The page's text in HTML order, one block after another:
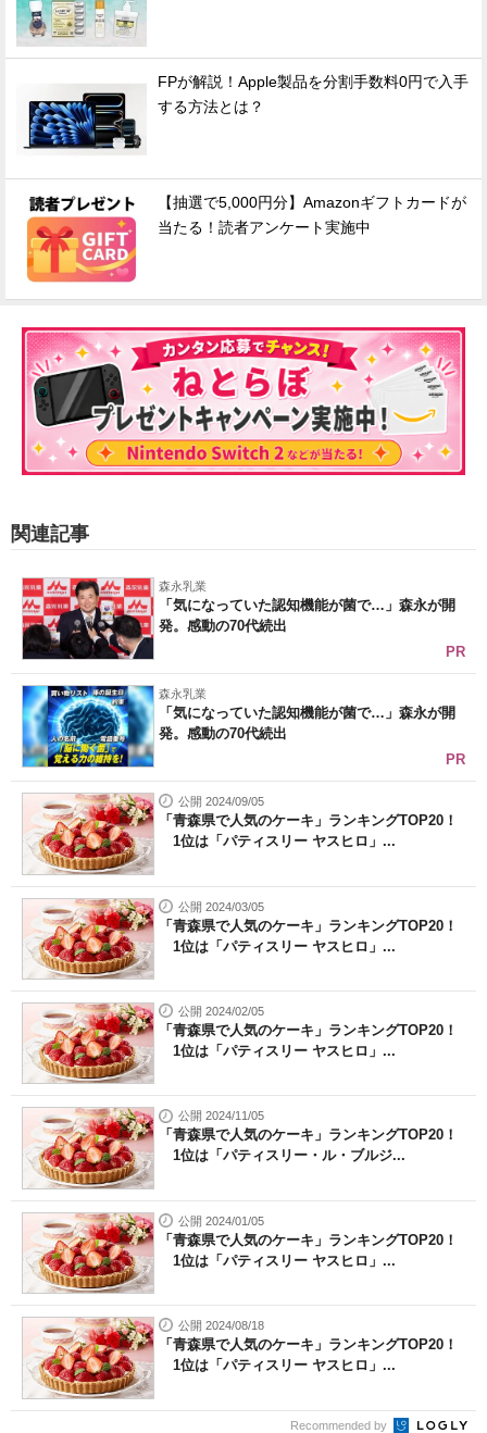
FPが解説！Apple製品を分割手数料0円で入手
する方法とは？
【抽選で5,000円分】Amazonギフトカードが
当たる！読者アンケート実施中
関連記事
森永乳業
「気になっていた認知機能が菌で…」森永が開
発。感動の70代続出
PR
森永乳業
「気になっていた認知機能が菌で…」森永が開
発。感動の70代続出
PR
公開 2024/09/05
「青森県で人気のケーキ」ランキングTOP20！
1位は「パティスリー ヤスヒロ」...
公開 2024/03/05
「青森県で人気のケーキ」ランキングTOP20！
1位は「パティスリー ヤスヒロ」...
公開 2024/02/05
「青森県で人気のケーキ」ランキングTOP20！
1位は「パティスリー ヤスヒロ」...
公開 2024/11/05
「青森県で人気のケーキ」ランキングTOP20！
1位は「パティスリー・ル・ブルジ...
公開 2024/01/05
「青森県で人気のケーキ」ランキングTOP20！
1位は「パティスリー ヤスヒロ」...
公開 2024/08/18
「青森県で人気のケーキ」ランキングTOP20！
1位は「パティスリー ヤスヒロ」...
Recommended by